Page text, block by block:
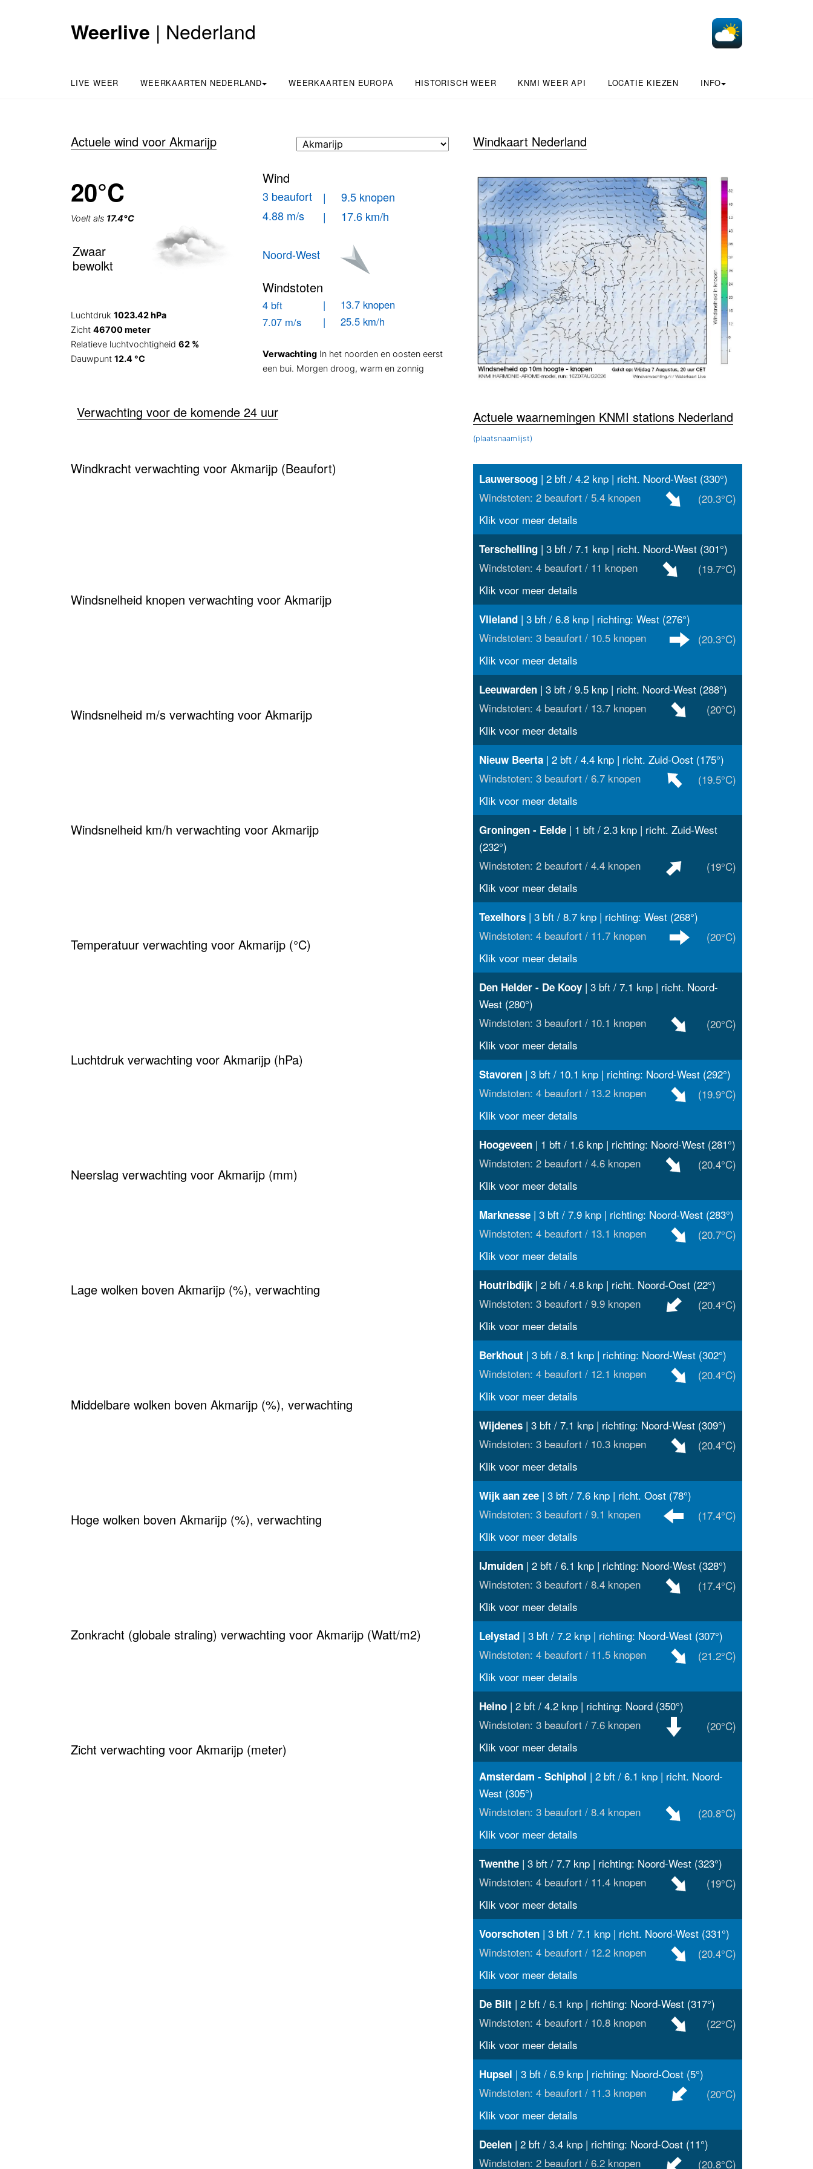
Weerlive | Nederland
LIVE WEER WEERKAARTEN NEDERLAND WEERKAARTEN EUROPA HISTORISCH WEER KNMI WEER API LOCATIE KIEZEN INFO
Actuele wind voor Akmarijp
Wind
3 beaufort
| 9.5 knopen
4.88 m/s
| 17.6 km/h
Noord-West
Windstoten
4 bft
| 13.7 knopen
7.07 m/s
| 25.5 km/h
Verwachting In het noorden en oosten eerst
een bui. Morgen droog, warm en zonnig
20°C
Voelt als 17.4°C
Zwaar
bewolkt
Luchtdruk 1023.42 hPa
Zicht 46700 meter
Relatieve luchtvochtigheid 62 %
Dauwpunt 12.4 °C
Verwachting voor de komende 24 uur
Windkracht verwachting voor Akmarijp (Beaufort)
Windsnelheid knopen verwachting voor Akmarijp
Windsnelheid m/s verwachting voor Akmarijp
Windsnelheid km/h verwachting voor Akmarijp
Temperatuur verwachting voor Akmarijp (°C)
Luchtdruk verwachting voor Akmarijp (hPa)
Neerslag verwachting voor Akmarijp (mm)
Lage wolken boven Akmarijp (%), verwachting
Middelbare wolken boven Akmarijp (%), verwachting
Hoge wolken boven Akmarijp (%), verwachting
Zonkracht (globale straling) verwachting voor Akmarijp (Watt/m2)
Zicht verwachting voor Akmarijp (meter)
Windkaart Nederland
Actuele waarnemingen KNMI stations Nederland
(plaatsnaamlijst)
Lauwersoog| 2 bft / 4.2 knp | richt. Noord-West (330°)
Windstoten: 2 beaufort / 5.4 knopen
(20.3°C)
Klik voor meer details
Terschelling| 3 bft / 7.1 knp | richt. Noord-West (301°)
Windstoten: 4 beaufort / 11 knopen
(19.7°C)
Klik voor meer details
Vlieland| 3 bft / 6.8 knp | richting: West (276°)
Windstoten: 3 beaufort / 10.5 knopen
(20.3°C)
Klik voor meer details
Leeuwarden| 3 bft / 9.5 knp | richt. Noord-West (288°)
Windstoten: 4 beaufort / 13.7 knopen
(20°C)
Klik voor meer details
Nieuw Beerta| 2 bft / 4.4 knp | richt. Zuid-Oost (175°)
Windstoten: 3 beaufort / 6.7 knopen
(19.5°C)
Klik voor meer details
Groningen - Eelde| 1 bft / 2.3 knp | richt. Zuid-West
(232°)
Windstoten: 2 beaufort / 4.4 knopen
(19°C)
Klik voor meer details
Texelhors| 3 bft / 8.7 knp | richting: West (268°)
Windstoten: 4 beaufort / 11.7 knopen
(20°C)
Klik voor meer details
Den Helder - De Kooy| 3 bft / 7.1 knp | richt. Noord-
West (280°)
Windstoten: 3 beaufort / 10.1 knopen
(20°C)
Klik voor meer details
Stavoren| 3 bft / 10.1 knp | richting: Noord-West (292°)
Windstoten: 4 beaufort / 13.2 knopen
(19.9°C)
Klik voor meer details
Hoogeveen| 1 bft / 1.6 knp | richting: Noord-West (281°)
Windstoten: 2 beaufort / 4.6 knopen
(20.4°C)
Klik voor meer details
Marknesse| 3 bft / 7.9 knp | richting: Noord-West (283°)
Windstoten: 4 beaufort / 13.1 knopen
(20.7°C)
Klik voor meer details
Houtribdijk| 2 bft / 4.8 knp | richt. Noord-Oost (22°)
Windstoten: 3 beaufort / 9.9 knopen
(20.4°C)
Klik voor meer details
Berkhout| 3 bft / 8.1 knp | richting: Noord-West (302°)
Windstoten: 4 beaufort / 12.1 knopen
(20.4°C)
Klik voor meer details
Wijdenes| 3 bft / 7.1 knp | richting: Noord-West (309°)
Windstoten: 3 beaufort / 10.3 knopen
(20.4°C)
Klik voor meer details
Wijk aan zee| 3 bft / 7.6 knp | richt. Oost (78°)
Windstoten: 3 beaufort / 9.1 knopen
(17.4°C)
Klik voor meer details
IJmuiden| 2 bft / 6.1 knp | richting: Noord-West (328°)
Windstoten: 3 beaufort / 8.4 knopen
(17.4°C)
Klik voor meer details
Lelystad| 3 bft / 7.2 knp | richting: Noord-West (307°)
Windstoten: 4 beaufort / 11.5 knopen
(21.2°C)
Klik voor meer details
Heino| 2 bft / 4.2 knp | richting: Noord (350°)
Windstoten: 3 beaufort / 7.6 knopen
(20°C)
Klik voor meer details
Amsterdam - Schiphol | 2 bft / 6.1 knp | richt. Noord-
West (305°)
Windstoten: 3 beaufort / 8.4 knopen
(20.8°C)
Klik voor meer details
Twenthe| 3 bft / 7.7 knp | richting: Noord-West (323°)
Windstoten: 4 beaufort / 11.4 knopen
(19°C)
Klik voor meer details
Voorschoten| 3 bft / 7.1 knp | richt. Noord-West (331°)
Windstoten: 4 beaufort / 12.2 knopen
(20.4°C)
Klik voor meer details
De Bilt| 2 bft / 6.1 knp | richting: Noord-West (317°)
Windstoten: 4 beaufort / 10.8 knopen
(22°C)
Klik voor meer details
Hupsel | 3 bft / 6.9 knp | richting: Noord-Oost (5°)
Windstoten: 4 beaufort / 11.3 knopen
(20°C)
Klik voor meer details
Deelen| 2 bft / 3.4 knp | richting: Noord-Oost (11°)
Windstoten: 2 beaufort / 6.2 knopen
(20.8°C)